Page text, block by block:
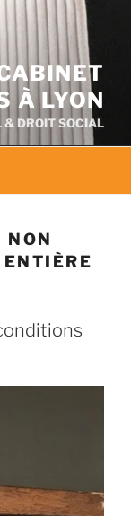
À LYON
& DROIT SOCIAL
NON